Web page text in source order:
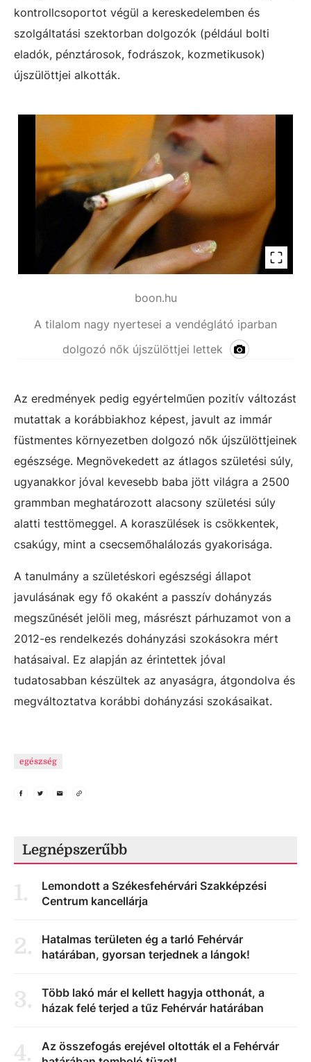
kontrollcsoportot végül a kereskedelemben és
szolgáltatási szektorban dolgozók (például bolti
eladók, pénztárosok, fodrászok, kozmetikusok)
újszülöttjei alkották.
boon.hu
A tilalom nagy nyertesei a vendéglátó iparban
dolgozó nők újszülöttjei lettek
Az eredmények pedig egyértelműen pozitív változást
mutattak a korábbiakhoz képest, javult az immár
füstmentes környezetben dolgozó nők újszülöttjeinek
egészsége. Megnövekedett az átlagos születési súly,
ugyanakkor jóval kevesebb baba jött világra a 2500
grammban meghatározott alacsony születési súly
alatti testtömeggel. A koraszülések is csökkentek,
csakúgy, mint a csecsemőhalálozás gyakorisága.
A tanulmány a születéskori egészségi állapot
javulásának egy fő okaként a passzív dohányzás
megszűnését jelöli meg, másrészt párhuzamot von a
2012-es rendelkezés dohányzási szokásokra mért
hatásaival. Ez alapján az érintettek jóval
tudatosabban készültek az anyaságra, átgondolva és
megváltoztatva korábbi dohányzási szokásaikat.
egészség
Legnépszerűbb
1.
Lemondott a Székesfehérvári Szakképzési
Centrum kancellárja
2.
Hatalmas területen ég a tarló Fehérvár
határában, gyorsan terjednek a lángok!
3.
Több lakó már el kellett hagyja otthonát, a
házak felé terjed a tűz Fehérvár határában
4.
Az összefogás erejével oltották el a Fehérvár